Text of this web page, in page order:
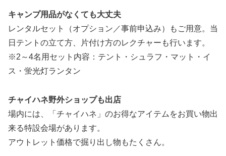
キャンプ用品がなくても大丈夫
レンタルセット（オプション／事前申込み）もご用意。当
日テントの立て方、片付け方のレクチャーも行います。
※2～4名用セット内容：テント・シュラフ・マット・イ
ス・蛍光灯ランタン
チャイハネ野外ショップも出店
場内には、「チャイハネ」のお得なアイテムをお買い物出
来る特設会場があります。
アウトレット価格で掘り出し物もたくさん。